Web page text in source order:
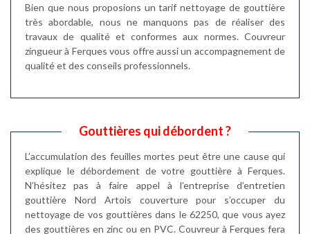
Bien que nous proposions un tarif nettoyage de gouttière
très abordable, nous ne manquons pas de réaliser des
travaux de qualité et conformes aux normes. Couvreur
zingueur à Ferques vous offre aussi un accompagnement de
qualité et des conseils professionnels.
Gouttières qui débordent ?
L’accumulation des feuilles mortes peut être une cause qui
explique le débordement de votre gouttière à Ferques.
N’hésitez pas à faire appel à l’entreprise d’entretien
gouttière Nord Artois couverture pour s’occuper du
nettoyage de vos gouttières dans le 62250, que vous ayez
des gouttières en zinc ou en PVC. Couvreur à Ferques fera